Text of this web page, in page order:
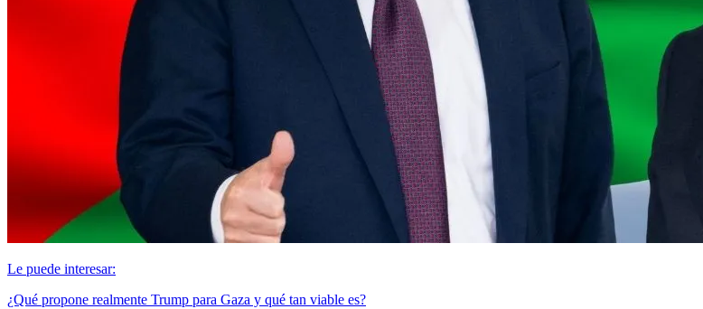
Le puede interesar:
¿Qué propone realmente Trump para Gaza y qué tan viable es?